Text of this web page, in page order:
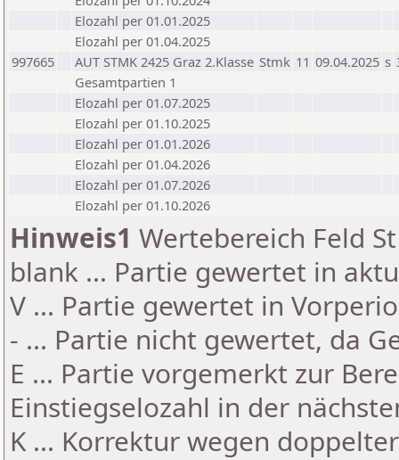
Elozahl per 01.01.2025
Elozahl per 01.04.2025
997665
AUT STMK 2425 Graz 2.Klasse Stmk 11 09.04.2025 s
Gesamtpartien 1
Elozahl per 01.07.2025
Elozahl per 01.10.2025
Elozahl per 01.01.2026
Elozahl per 01.04.2026
Elozahl per 01.07.2026
Elozahl per 01.10.2026
Hinweis1 Wertebereich Feld
blank ... Partie gewertet in
V ... Partie gewertet in
- ... Partie nicht gewertet, da
E ... Partie vorgemerkt zur
Einstiegselozahl in der
K ... Korrektur wegen